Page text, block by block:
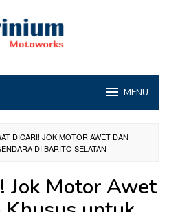
MENU
DICARI! JOK MOTOR AWET DAN
DI BARITO SELATAN
Jok Motor Awet